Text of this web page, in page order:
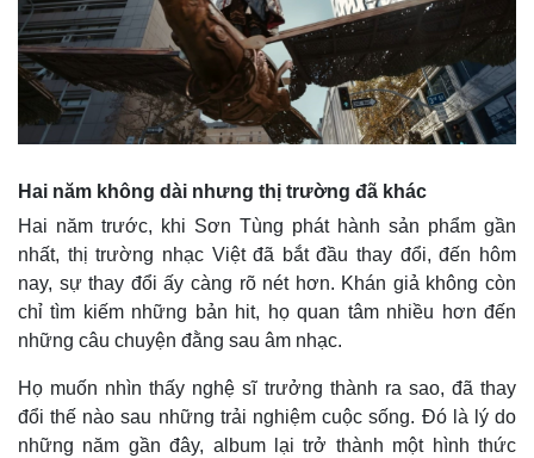
Hai năm không dài nhưng thị trường đã khác
Hai năm trước, khi Sơn Tùng phát hành sản phẩm gần
nhất, thị trường nhạc Việt đã bắt đầu thay đổi, đến hôm
nay, sự thay đổi ấy càng rõ nét hơn. Khán giả không còn
chỉ tìm kiếm những bản hit, họ quan tâm nhiều hơn đến
những câu chuyện đằng sau âm nhạc.
Họ muốn nhìn thấy nghệ sĩ trưởng thành ra sao, đã thay
đổi thế nào sau những trải nghiệm cuộc sống. Đó là lý do
những năm gần đây, album lại trở thành một hình thức